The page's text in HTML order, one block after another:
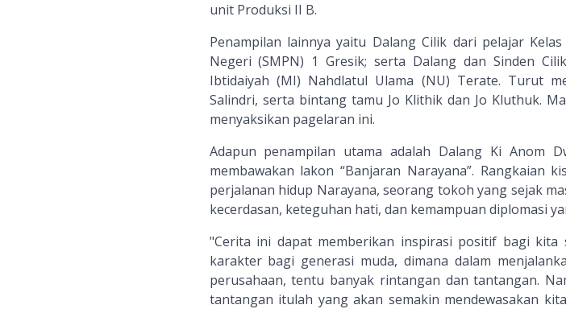
unit Produksi II B.
Penampilan lainnya yaitu Dalang Cilik dari pelajar
Negeri (SMPN) 1 Gresik; serta Dalang dan Sinden
Ibtidaiyah (MI) Nahdlatul Ulama (NU) Terate. Turut
Salindri, serta bintang tamu Jo Klithik dan Jo Kluthuk.
menyaksikan pagelaran ini.
Adapun penampilan utama adalah Dalang Ki Anom
membawakan lakon “Banjaran Narayana”. Rangkaian
perjalanan hidup Narayana, seorang tokoh yang sejak
kecerdasan, keteguhan hati, dan kemampuan diplomasi
"Cerita ini dapat memberikan inspirasi positif bagi kita
karakter bagi generasi muda, dimana dalam
perusahaan, tentu banyak rintangan dan tantangan.
tantangan itulah yang akan semakin mendewasakan